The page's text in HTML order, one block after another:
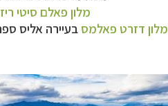
מלון פאלם סיטי
מלון דזרט פאלמס בעיירה אליס
טיולים לאוסטרליה וניו זילנד
טיולים למזרח הרחוק
לחצו